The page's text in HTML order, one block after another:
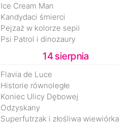
Ice Cream Man
Kandydaci śmierci
Pejzaż w kolorze sepii
Psi Patrol i dinozaury
14 sierpnia
Flavia de Luce
Historie równoległe
Koniec Ulicy Dębowej
Odzyskany
Superfutrzak i złośliwa wiewiórka